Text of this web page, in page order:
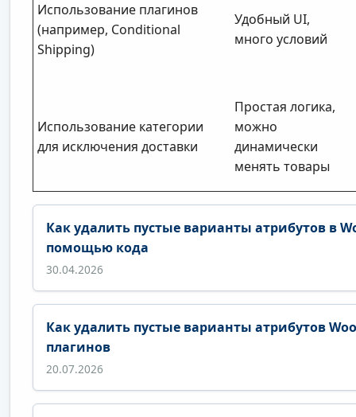
Использование плагинов
(например, Conditional
Shipping)
Удобный UI,
много условий
Использование категории
для исключения доставки
Простая логика,
можно
динамически
менять товары
Как удалить пустые варианты атрибутов в
помощью кода
30.04.2026
Как удалить пустые варианты атрибутов
плагинов
20.07.2026